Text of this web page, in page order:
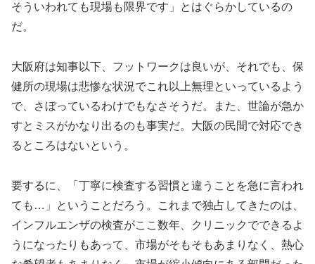
そういわれても現場も限界です」とはぐらかしているの
だ。
大阪府は知事以下、フットワークは良いが、それでも、保
健所の現場は悲惨な状況でこれ以上無理といっているよう
で、さぼっているわけでもなさそうだ。また、世論が急か
すとミスがかなり出るのも事実だ。大阪の民間で対応でき
るところはないという。
要するに、「丁寧に検査する習慣と違うことを急に言われ
ても…」ということだろう。これまで独占してきたのは、
インフルエンザの検査がここ数年、クリニックでできるよ
うになったりもあって、市場がそもそもあまりなく、熱心